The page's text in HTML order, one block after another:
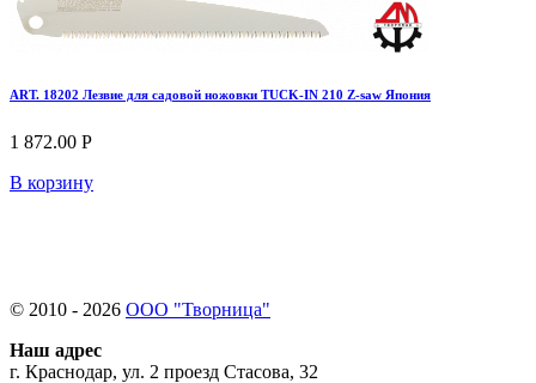
ART. 18202 Лезвие для садовой ножовки TUCK-IN 210 Z-saw Япония
1 872.00 Р
В корзину
© 2010 - 2026 ООО "Творница"
Наш адрес
г. Краснодар, ул. 2 проезд Стасова, 32